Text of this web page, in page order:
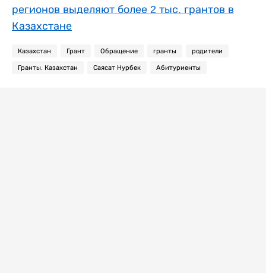
регионов выделяют более 2 тыс. грантов в
Казахстане
Казахстан Грант Обращение гранты родители
Гранты. Казахстан Саясат Нурбек Абитуриенты